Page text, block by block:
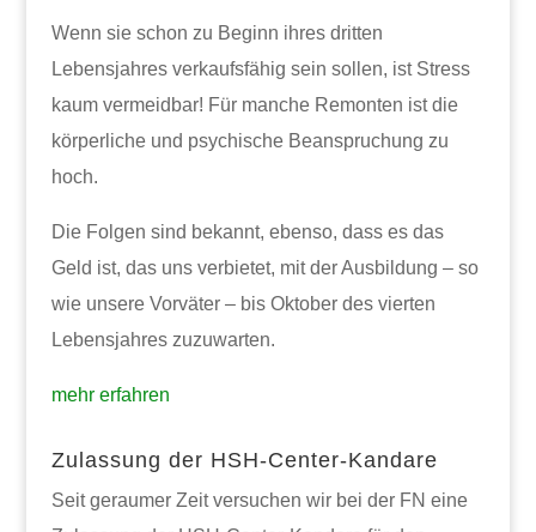
Wenn sie schon zu Beginn ihres dritten
Lebensjahres verkaufsfähig sein sollen, ist Stress
kaum vermeidbar! Für manche Remonten ist die
körperliche und psychische Beanspruchung zu
hoch.
Die Folgen sind bekannt, ebenso, dass es das
Geld ist, das uns verbietet, mit der Ausbildung – so
wie unsere Vorväter – bis Oktober des vierten
Lebensjahres zuzuwarten.
mehr erfahren
Zulassung der HSH-Center-Kandare
Seit geraumer Zeit versuchen wir bei der FN eine